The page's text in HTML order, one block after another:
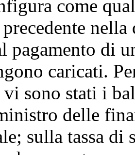
come
pagamento di
caricati.
sono stati i
delle
sulla tassa di